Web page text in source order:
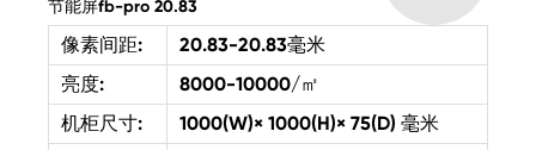
节能屏fb-pro 20.83
像素间距:
20.83-20.83毫米
亮度:
8000-10000/㎡
机柜尺寸:
1000(W)× 1000(H)× 75(D) 毫米